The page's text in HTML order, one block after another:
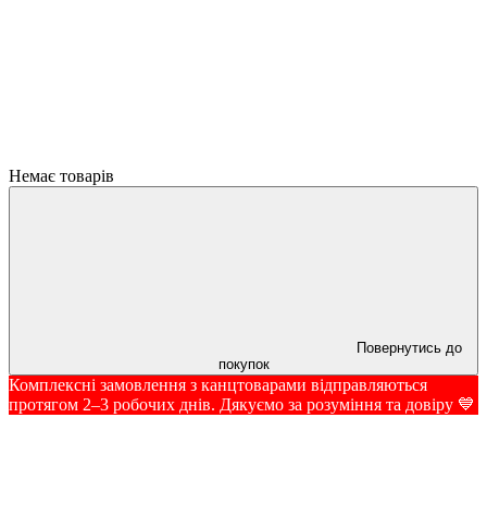
Немає товарів
Повернутись до
покупок
Комплексні замовлення з канцтоварами відправляються
протягом 2–3 робочих днів. Дякуємо за розуміння та довіру 💙